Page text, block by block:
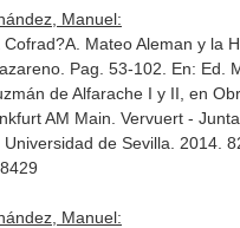
Manuel:
Cofrad?A. Mateo Aleman y la
Pag. 53-102. En: Ed.
de Alfarache I y II, en
AM Main. Vervuert -
de Sevilla. 2014.
Manuel: